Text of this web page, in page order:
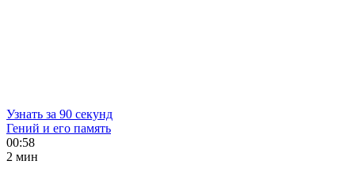
Узнать за 90 секунд
Гений и его память
00:58
2 мин